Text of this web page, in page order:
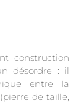
construction
désordre : il
entre la
de taille,